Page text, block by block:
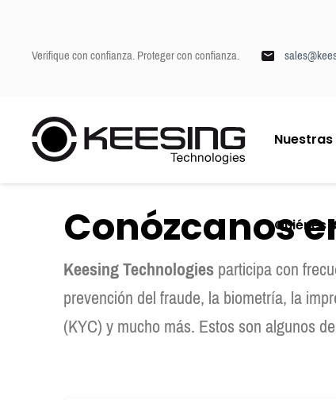
Verifique con confianza. Proteger con confianza.
Quiénes
Keesing / Eventos
Conózcanos
Keesing Technologiesparticipa con
prevención del fraude, la biometría, la
(KYC) y mucho más. Estos son algunos